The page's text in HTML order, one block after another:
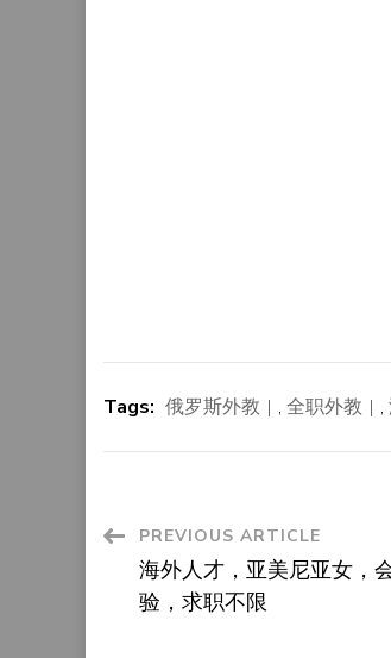
Tags: 俄罗斯外教 , 全职外教 ,
Post
Navigation
PREVIOUS ARTICLE
海外人才，亚美尼亚女，
验，求职不限